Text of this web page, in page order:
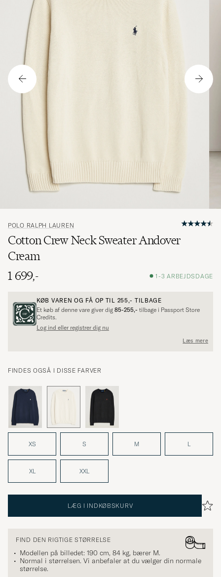
POLO RALPH LAUREN
Cotton Crew Neck Sweater Andover
Cream
1 699,-
1-3 ARBEJDSDAGE
KØB VAREN OG FÅ OP TIL 255,- TILBAGE
Et køb af denne vare giver dig 85-255,- tilbage i Passport Store
Credits.
Log ind eller registrer dig nu
Læs mere
FINDES OGSÅ I DISSE FARVER
XS S M L
XL XXL
LÆG I INDKØBSKURV
FIND DEN RIGTIGE STØRRELSE
Modellen på billedet: 190 cm, 84 kg, bærer M.
Normal i størrelsen. Vi anbefaler at du vælger din normale
størrelse.